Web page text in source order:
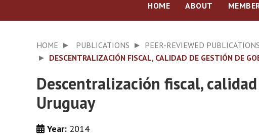
HOME ABOUT
HOME PUBLICATIONS
PEER-REVIEWED PUBLICATIONS
DESCENTRALIZACIÓN FISCAL, CALIDAD DE GESTIÓN DE
Descentralización fiscal,
Uruguay
Year: 2014